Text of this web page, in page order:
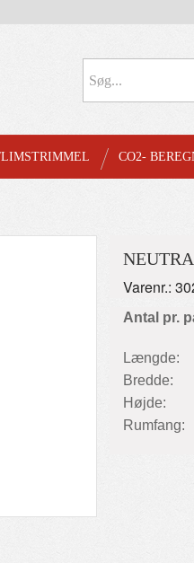
LIMSTRIMMEL CO2-
Varenr.:
Antal pr.
Længde:
Bredde:
Højde:
Rumfang: